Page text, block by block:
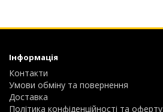
Інформація
Контакти
Умови обміну та повернення
Доставка
Політика конфіденційності та оферту